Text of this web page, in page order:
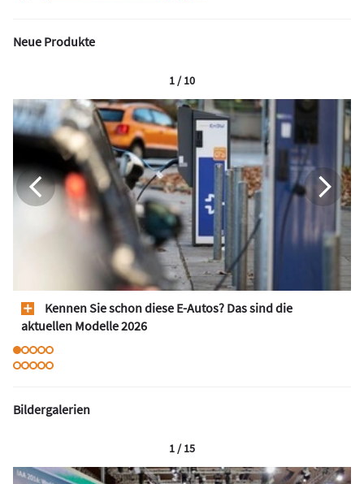
Neue Produkte
Kennen Sie schon diese E-Autos? Das sind die
aktuellen Modelle 2026
1 / 10
Bildergalerien
1 / 15